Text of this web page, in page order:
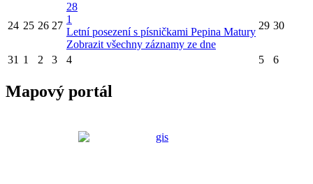
24 25 26 27
28
1
Letní posezení s písničkami Pepina Matury
Zobrazit všechny záznamy ze dne
29 30
31 1 2 3 4 5 6
Mapový portál